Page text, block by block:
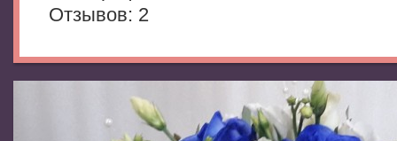
Отзывов: 2